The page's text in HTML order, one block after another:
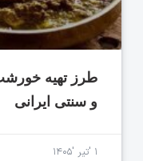
طرز تهیه
و سنتی ایرانی
۱ 'تیر '۱۴۰۵